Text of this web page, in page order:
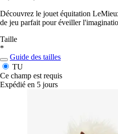
Découvrez le jouet équitation
de jeu parfait pour éveiller
Taille
*
Guide des tailles
TU
Ce champ est requis
Expédié en 5 jours